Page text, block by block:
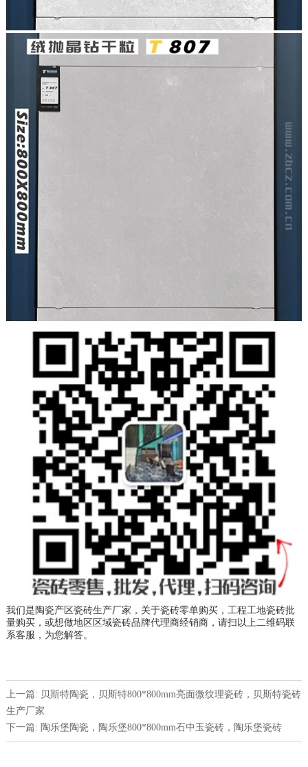
我们是陶瓷产区瓷砖生产厂家，关于瓷砖零单购买，工程工地瓷砖批
量购买，或想做地区区域瓷砖品牌代理商经销商，请扫以上二维码联
系客服，为您解答。
上一篇: 贝斯特陶瓷，贝斯特800*800mm亮面微纹理瓷砖，贝斯特瓷砖
生产厂家
下一篇: 陶乐堡陶瓷，陶乐堡800*800mm石中玉瓷砖，陶乐堡瓷砖